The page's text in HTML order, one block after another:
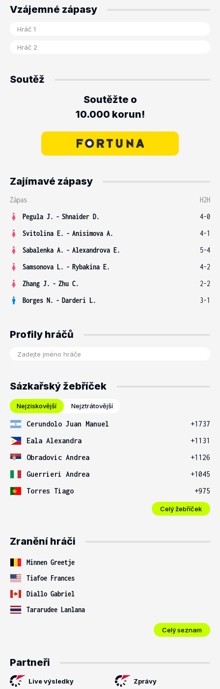
Vzájemné zápasy
Soutěž
Soutěžte o
10.000 korun!
Zajímavé zápasy
Zápas
H2H
Pegula J. - Shnaider D.
4-0
Svitolina E. - Anisimova A.
4-1
Sabalenka A. - Alexandrova E.
5-4
Samsonova L. - Rybakina E.
4-2
Zhang J. - Zhu C.
2-2
Borges N. - Darderi L. 3-1
Profily hráčů
Sázkařský žebříček
Nejziskovější Nejztrátovější
Cerundolo Juan Manuel
+1737
Eala Alexandra
+1131
Obradovic Andrea
+1126
Guerrieri Andrea
+1045
Torres Tiago
+975
Celý žebříček
Zranění hráči
Minnen Greetje
Tiafoe Frances
Diallo Gabriel
Tararudee Lanlana
Celý seznam
Partneři
Live výsledky Zprávy